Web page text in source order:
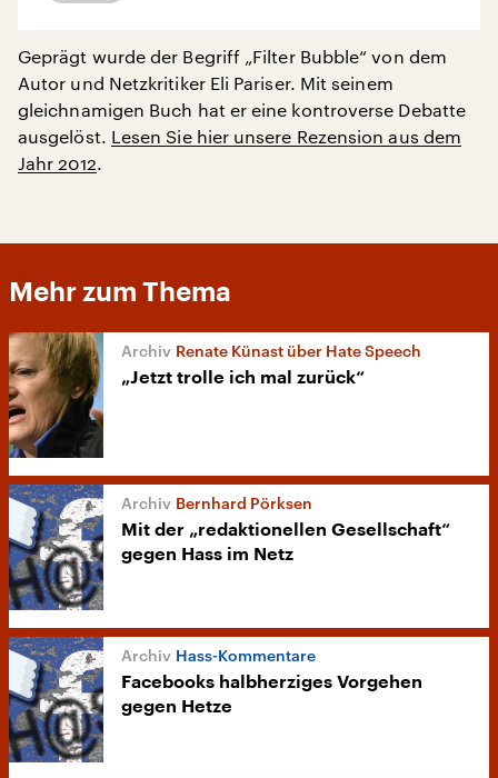
Geprägt wurde der Begriff „Filter Bubble“ von dem
Autor und Netzkritiker Eli Pariser. Mit seinem
gleichnamigen Buch hat er eine kontroverse Debatte
ausgelöst. Lesen Sie hier unsere Rezension aus dem
Jahr 2012.
Mehr zum Thema
Renate Künast über Hate Speech
„Jetzt trolle ich mal zurück“
Bernhard Pörksen
Mit der „redaktionellen Gesellschaft“
gegen Hass im Netz
Hass-Kommentare
Facebooks halbherziges Vorgehen
gegen Hetze